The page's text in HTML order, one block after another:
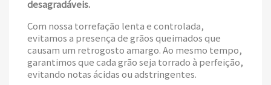
desagradáveis.
Com nossa torrefação lenta e controlada,
evitamos a presença de grãos queimados que
causam um retrogosto amargo. Ao mesmo tempo,
garantimos que cada grão seja torrado à perfeição,
evitando notas ácidas ou adstringentes.